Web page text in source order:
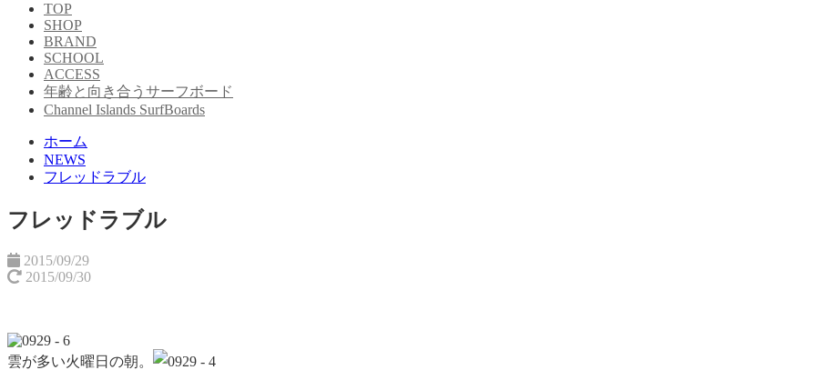
TOP
SHOP
BRAND
SCHOOL
ACCESS
年齢と向き合うサーフボード
Channel Islands SurfBoards
ホーム
NEWS
フレッドラブル
フレッドラブル
2015/09/29
2015/09/30
雲が多い火曜日の朝。